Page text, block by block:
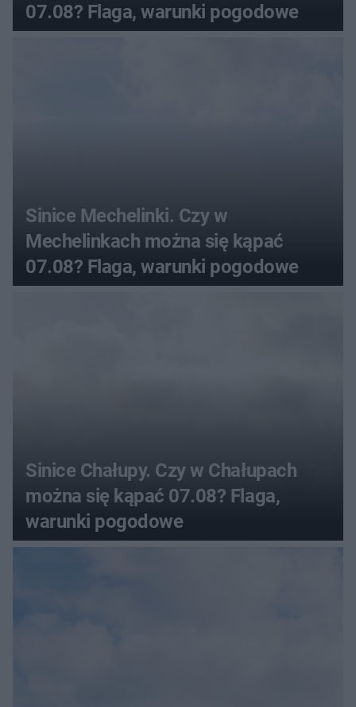
07.08? Flaga, warunki pogodowe
Sinice Mechelinki. Czy w
Mechelinkach można się kąpać
07.08? Flaga, warunki pogodowe
Sinice Chałupy. Czy w Chałupach
można się kąpać 07.08? Flaga,
warunki pogodowe